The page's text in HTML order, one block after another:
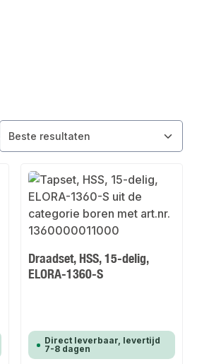
Draadset, HSS, 15-delig,
ELORA-1360-S
Direct leverbaar, levertijd
7-8 dagen